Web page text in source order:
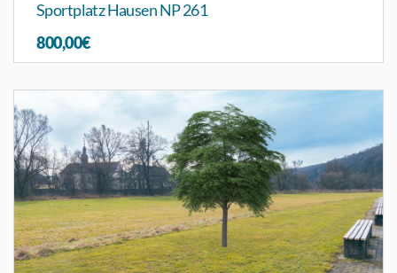
Sportplatz Hausen NP 261
800,00€